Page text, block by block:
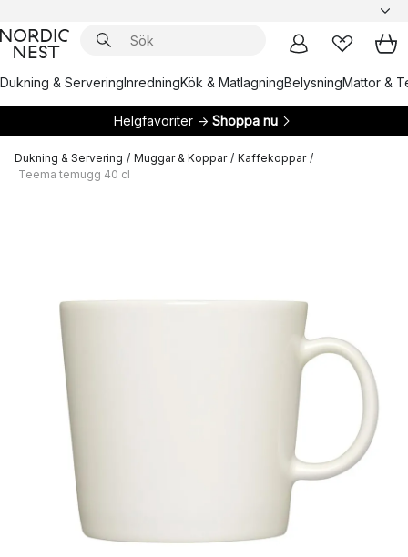
Dukning & ServeringInredningKök & MatlagningBelysningMattor &
Helgfavoriter → Shoppa nu
Dukning & Servering / Muggar & Koppar / Kaffekoppar /
Teema temugg 40 cl